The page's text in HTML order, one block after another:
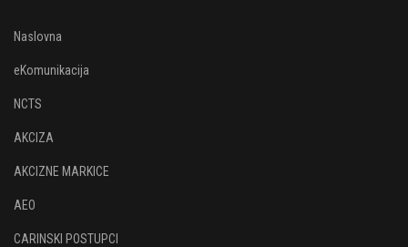
Naslovna
eKomunikacija
NCTS
AKCIZA
AKCIZNE MARKICE
AEO
CARINSKI POSTUPCI